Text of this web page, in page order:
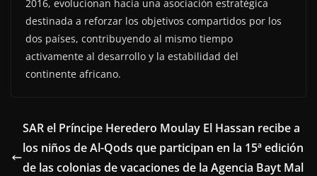
2016, evolucionan hacia una asociación estratégica
destinada a reforzar los objetivos compartidos por los
dos países, contribuyendo al mismo tiempo
activamente al desarrollo y la estabilidad del
continente africano.
SAR el Príncipe Heredero Moulay El Hassan recibe a
los niños de Al-Qods que participan en la 15ª edición
de las colonias de vacaciones de la Agencia Bayt Mal